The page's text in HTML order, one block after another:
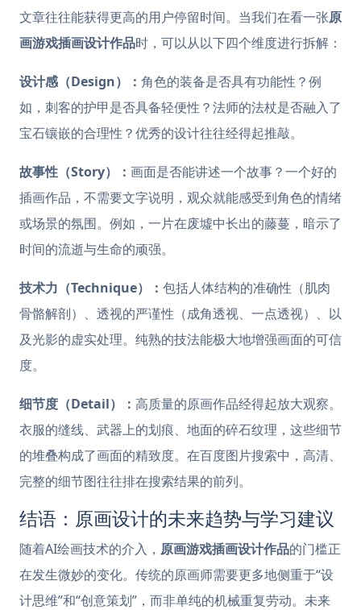
文章往往能获得更高的用户停留时间。当我们在看一张原
画游戏插画设计作品时，可以从以下四个维度进行拆解：
设计感（Design）： 角色的装备是否具有功能性？例
如，刺客的护甲是否具备轻便性？法师的法杖是否融入了
宝石镶嵌的合理性？优秀的设计往往经得起推敲。
故事性（Story）： 画面是否能讲述一个故事？一个好的
插画作品，不需要文字说明，观众就能感受到角色的情绪
或场景的氛围。例如，一片在废墟中长出的藤蔓，暗示了
时间的流逝与生命的顽强。
技术力（Technique）： 包括人体结构的准确性（肌肉
骨骼解剖）、透视的严谨性（成角透视、一点透视）、以
及光影的虚实处理。纯熟的技法能极大地增强画面的可信
度。
细节度（Detail）： 高质量的原画作品经得起放大观察。
衣服的缝线、武器上的划痕、地面的碎石纹理，这些细节
的堆叠构成了画面的精致度。在百度图片搜索中，高清、
完整的细节图往往排在搜索结果的前列。
结语：原画设计的未来趋势与学习建议
随着AI绘画技术的介入， 原画游戏插画设计作品的门槛正
在发生微妙的变化。传统的原画师需要更多地侧重于“设
计思维”和“创意策划”，而非单纯的机械重复劳动。未来